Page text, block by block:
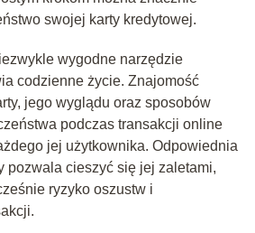
swojej karty kredytowej.
wygodne narzędzie
codzienne życie. Znajomość
jego wyglądu oraz sposobów
podczas transakcji online
jej użytkownika. Odpowiednia
pozwala cieszyć się jej zaletami,
ryzyko oszustw i